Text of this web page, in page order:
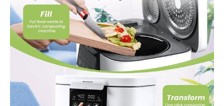
jour, ce qui est suffisant
pour l'élimination
quotidienne des déchets
alimentaires d'un
ménage Achetez en
toute confiance : la
machine de compostage
électrique est soumise à
une inspection stricte
avant la livraison pour